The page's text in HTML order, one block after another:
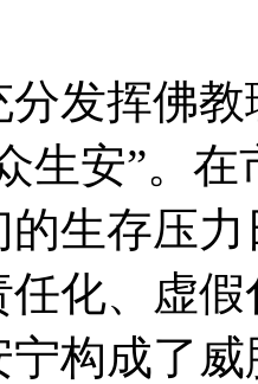
挥佛教
生安”。
生存压
化、虚
构成了